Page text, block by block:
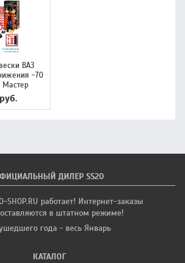
ВАЗ
-70
ДИЛЕР SS20
SHOP.RU работает! Интернет-заказы
в штатном режиме!
года - весь Январь
КАТАЛОГ